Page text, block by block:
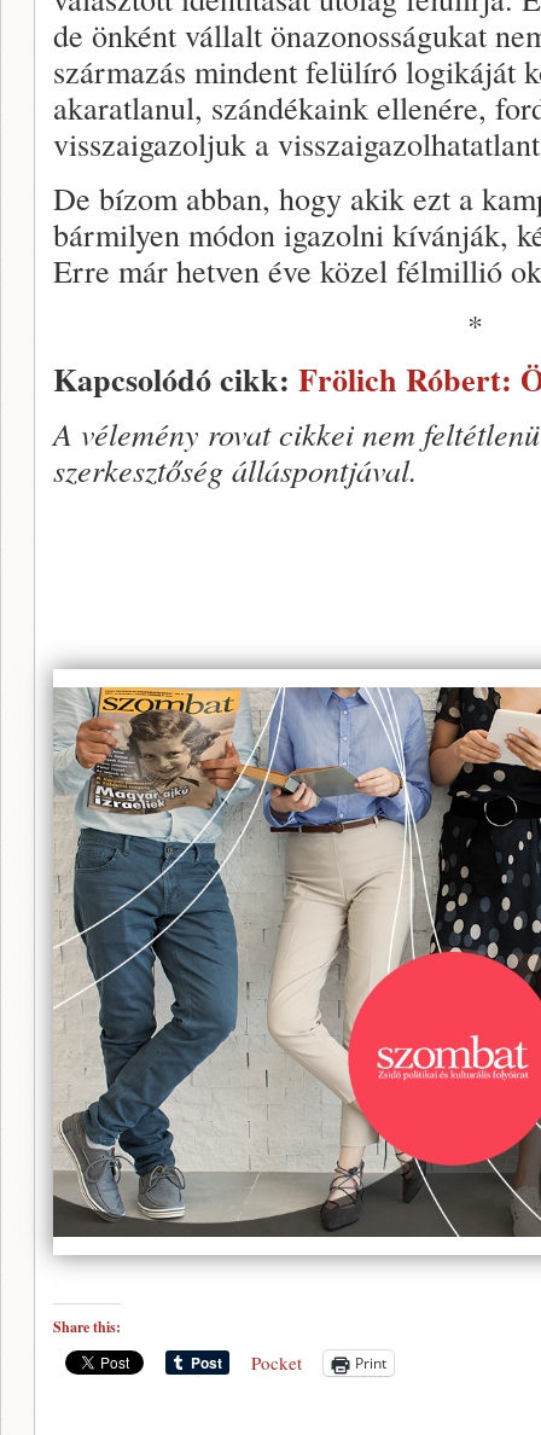
de önként vállalt önazonosságukat
származás mindent felülíró logikáját
akaratlanul, szándékaink ellenére,
visszaigazoljuk a
De bízom abban, hogy akik ezt a
bármilyen módon igazolni kívánják,
Erre már hetven éve közel félmillió
*
Kapcsolódó cikk: Frölich Róbert:
A vélemény rovat cikkei nem
szerkesztőség álláspontjával.
Share this:
Pocket Print